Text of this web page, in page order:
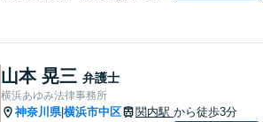
テラス案件も対応】【事案に
より分割払いも対応】
山本 晃三 弁護士
横浜あゆみ法律事務所
神奈川県|横浜市中区 関内駅 から徒歩3分